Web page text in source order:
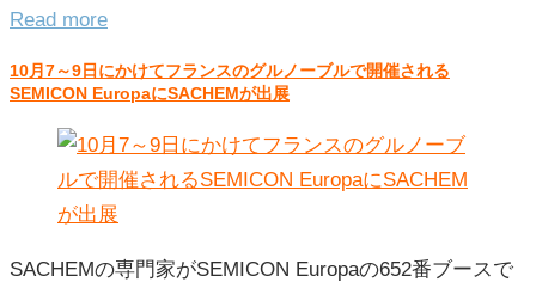
Read more
10月7～9日にかけてフランスのグルノーブルで開催される
SEMICON EuropaにSACHEMが出展
SACHEMの専門家がSEMICON Europaの652番ブースで